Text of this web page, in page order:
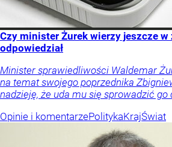
Czy minister Żurek wierzy jeszcze w
odpowiedział
Minister sprawiedliwości Waldemar
na temat swojego poprzednika
nadzieję, że uda mu się sprowadzić go
Opinie i komentarzePolitykaKrajŚwiat